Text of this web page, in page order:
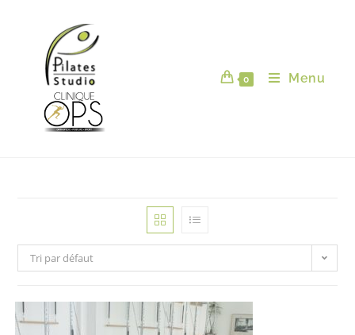
0 Menu
Tri par défaut